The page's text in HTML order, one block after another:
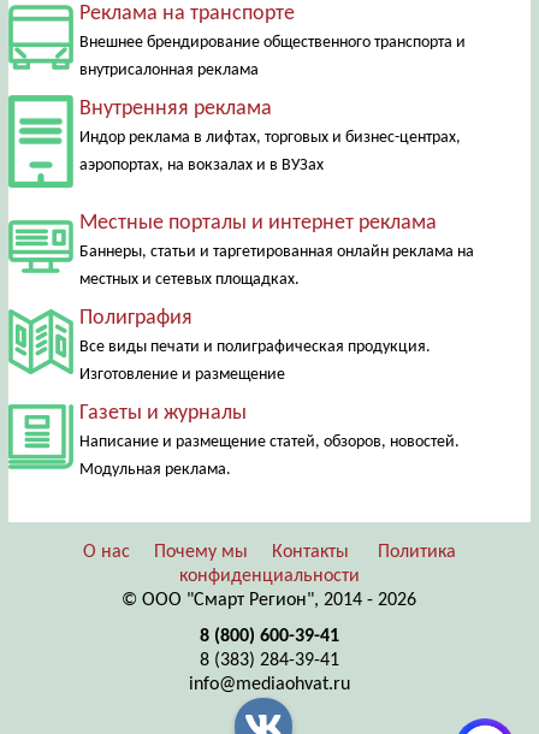
Реклама на транспорте
Внешнее брендирование общественного транспорта и
внутрисалонная реклама
Внутренняя реклама
Индор реклама в лифтах, торговых и бизнес-центрах,
аэропортах, на вокзалах и в ВУЗах
Местные порталы и интернет реклама
Баннеры, статьи и таргетированная онлайн реклама на
местных и сетевых площадках.
Полиграфия
Все виды печати и полиграфическая продукция.
Изготовление и размещение
Газеты и журналы
Написание и размещение статей, обзоров, новостей.
Модульная реклама.
О нас Почему мы Контакты
Политика
конфиденциальности
© ООО "Смарт Регион", 2014 - 2026
8 (800) 600-39-41
8 (383) 284-39-41
info@mediaohvat.ru